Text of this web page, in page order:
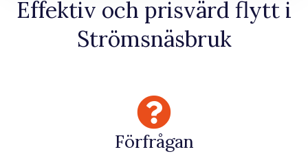
Effektiv och prisvärd flytt i
Strömsnäsbruk
Förfrågan